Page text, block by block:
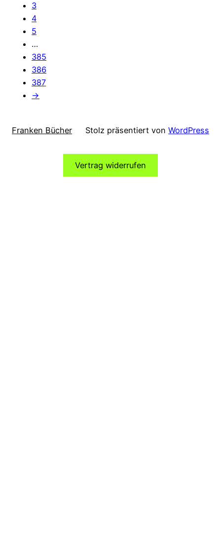
3
4
5
…
385
386
387
→
Franken Bücher Stolz präsentiert von WordPress
Vertrag widerrufen